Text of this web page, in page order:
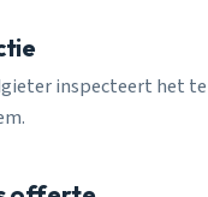
inspecteert het